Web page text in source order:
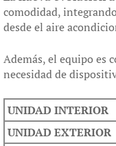
comodidad,
desde el aire
Además, el equipo es
necesidad de
UNIDAD INTERIOR
UNIDAD EXTERIOR